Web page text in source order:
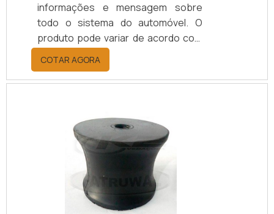
informações e mensagem sobre
todo o sistema do automóvel. O
produto pode variar de acordo com
o fabricante e modelo do automóvel,
alguns podem ser completamente
digitais, outros podem ser
podem ter elementos digitais e
analógicos
misturados.Características do
produtoNo visor do instrumento são
exibidas informações variadas
como, por exemplo: Controle de
velocidade; Temperatura do motor;
COTAR AGORA